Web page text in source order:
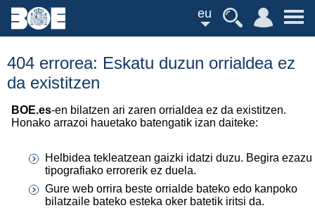
eu
404 errorea: Eskatu duzun orrialdea ez
da existitzen
BOE.es-en bilatzen ari zaren orrialdea ez da existitzen.
Honako arrazoi hauetako batengatik izan daiteke:
Helbidea tekleatzean gaizki idatzi duzu. Begira ezazu
tipografiako errorerik ez duela.
Gure web orrira beste orrialde bateko edo kanpoko
bilatzaile bateko esteka oker batetik iritsi da.